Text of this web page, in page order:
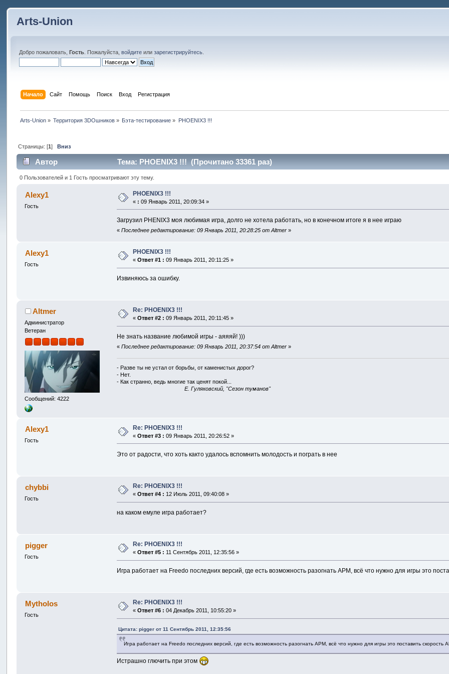
Arts-Union
Добро пожаловать,Гость . Пожалуйста,войдите илизарегистрируйтесь
Начало Сайт Помощь Поиск Вход Регистрация
Arts-Union» Территория 3DOшников » Бэта-тестирование » PHOENIX3 !!!
Страницы: [1] Вниз
Автор Тема: PHOENIX3 !!! (Прочитано 33361 раз)
0 Пользователей и 1 Гость просматривают эту тему.
Alexy1
Гость
PHOENIX3 !!!
« : 09 Январь 2011, 20:09:34 »
Загрузил PHENIX3 моя любимая игра, долго не хотела работать, но в конечном итоге я в нее играю
«Последнее редактирование: 09 Январь 2011, 20:28:25 от Altmer »
Alexy1
Гость
PHOENIX3 !!!
«Ответ #1 : 09 Январь 2011, 20:11:25 »
Извиняюсь за ошибку.
Altmer
Администратор
Ветеран
Сообщений: 4222
Re: PHOENIX3 !!!
«Ответ #2 : 09 Январь 2011, 20:11:45 »
Не знать название любимой игры - аяяяй! )))
«Последнее редактирование: 09 Январь 2011, 20:37:54 от Altmer »
- Разве ты не устал от борьбы, от каменистых дорог?
- Нет.
- Как странно, ведь многие так ценят покой...
E. Гуляковский, "Сезон туманов"
Alexy1
Гость
Re: PHОENIX3 !!!
«Ответ #3 : 09 Январь 2011, 20:26:52 »
Это от радости, что хоть както удалось вспомнить молодость и пограть в нее
chybbi
Гость
Re: PHOENIX3 !!!
«Ответ #4 : 12 Июль 2011, 09:40:08 »
на каком емуле игра работает?
pigger
Гость
Re: PHOENIX3 !!!
«Ответ #5 : 11 Сентябрь 2011, 12:35:56 »
Игра работает на Freedo последних версий, где есть возможность разогнать АРМ, всё что нужно для игры это
Mytholos
Гость
Re: PHOENIX3 !!!
«Ответ #6 : 04 Декабрь 2011, 10:55:20 »
Цитата: pigger от 11 Сентябрь 2011, 12:35:56
Игра работает на Freedo последних версий, где есть возможность разогнать АРМ, всё что нужно для игры это поставить
Истрашно глючить при этом